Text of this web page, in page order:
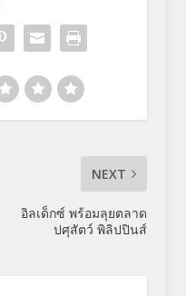
NEXT
อิลเด็กซ์ พร้อมลุยตลาด
ปศุสัตว์ พิลิปปินส์